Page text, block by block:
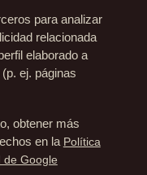
para analizar
relacionada
elaborado a
ej. páginas
obtener más
en la Política
de Google